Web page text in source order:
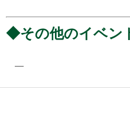
◆その他のイベ
―